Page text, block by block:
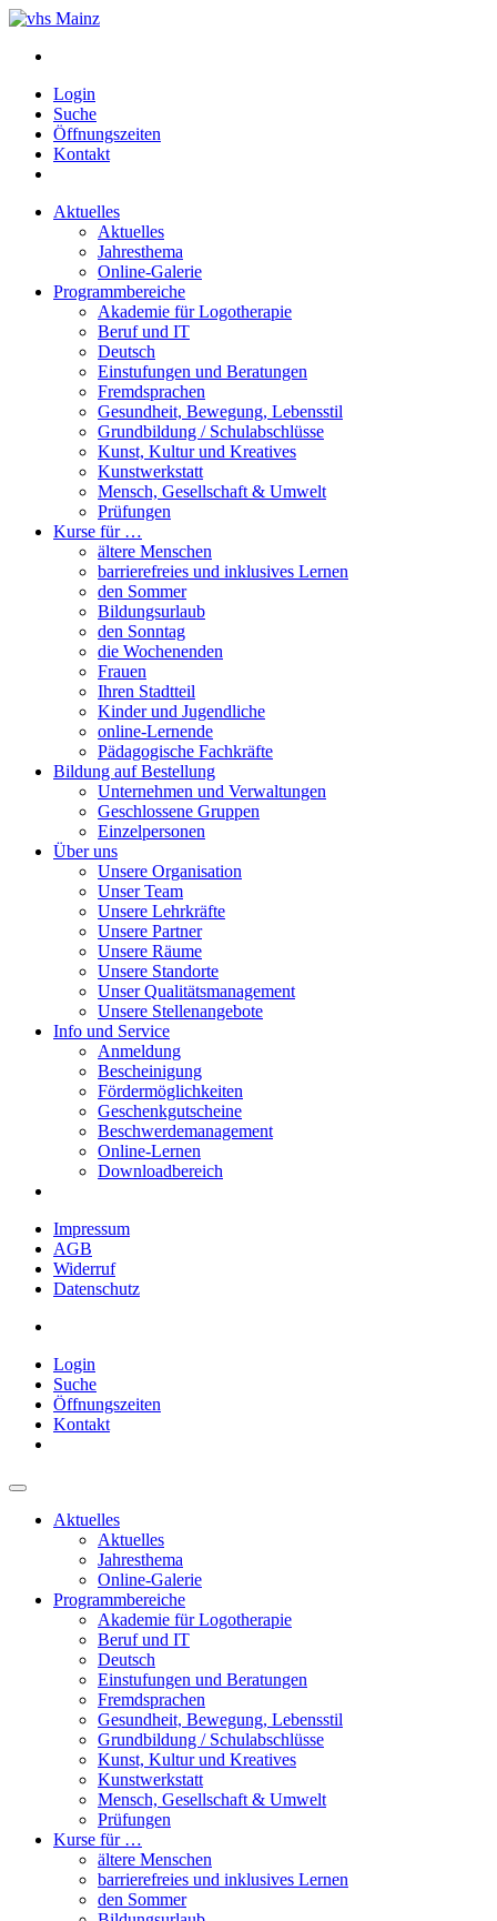
Login
Suche
Öffnungszeiten
Kontakt
Aktuelles
Aktuelles
Jahresthema
Online-Galerie
Programmbereiche
Akademie für Logotherapie
Beruf und IT
Deutsch
Einstufungen und Beratungen
Fremdsprachen
Gesundheit, Bewegung, Lebensstil
Grundbildung / Schulabschlüsse
Kunst, Kultur und Kreatives
Kunstwerkstatt
Mensch, Gesellschaft & Umwelt
Prüfungen
Kurse für …
ältere Menschen
barrierefreies und inklusives Lernen
den Sommer
Bildungsurlaub
den Sonntag
die Wochenenden
Frauen
Ihren Stadtteil
Kinder und Jugendliche
online-Lernende
Pädagogische Fachkräfte
Bildung auf Bestellung
Unternehmen und Verwaltungen
Geschlossene Gruppen
Einzelpersonen
Über uns
Unsere Organisation
Unser Team
Unsere Lehrkräfte
Unsere Partner
Unsere Räume
Unsere Standorte
Unser Qualitätsmanagement
Unsere Stellenangebote
Info und Service
Anmeldung
Bescheinigung
Fördermöglichkeiten
Geschenkgutscheine
Beschwerdemanagement
Online-Lernen
Downloadbereich
Impressum
AGB
Widerruf
Datenschutz
Login
Suche
Öffnungszeiten
Kontakt
Aktuelles
Aktuelles
Jahresthema
Online-Galerie
Programmbereiche
Akademie für Logotherapie
Beruf und IT
Deutsch
Einstufungen und Beratungen
Fremdsprachen
Gesundheit, Bewegung, Lebensstil
Grundbildung / Schulabschlüsse
Kunst, Kultur und Kreatives
Kunstwerkstatt
Mensch, Gesellschaft & Umwelt
Prüfungen
Kurse für …
ältere Menschen
barrierefreies und inklusives Lernen
den Sommer